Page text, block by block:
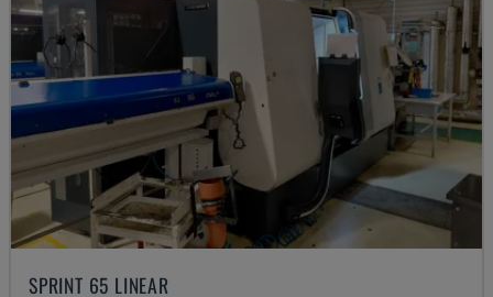
SPRINT 65 LINEAR